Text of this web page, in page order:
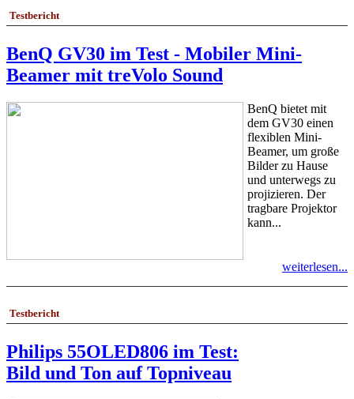
Testbericht
BenQ GV30 im Test - Mobiler Mini-
Beamer mit treVolo Sound
BenQ bietet mit
dem GV30 einen
flexiblen Mini-
Beamer, um große
Bilder zu Hause
und unterwegs zu
projizieren. Der
tragbare Projektor
kann...
weiterlesen...
Testbericht
Philips 55OLED806 im Test:
Bild und Ton auf Topniveau